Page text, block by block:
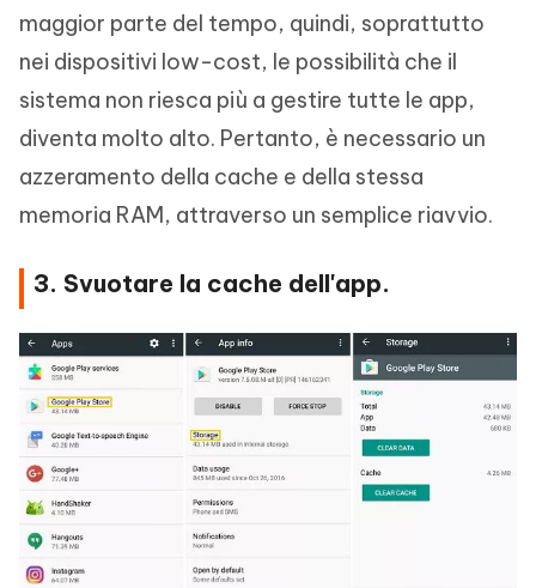
maggior parte del tempo, quindi, soprattutto
nei dispositivi low-cost, le possibilità che il
sistema non riesca più a gestire tutte le app,
diventa molto alto. Pertanto, è necessario un
azzeramento della cache e della stessa
memoria RAM, attraverso un semplice riavvio.
3. Svuotare la cache dell'app.